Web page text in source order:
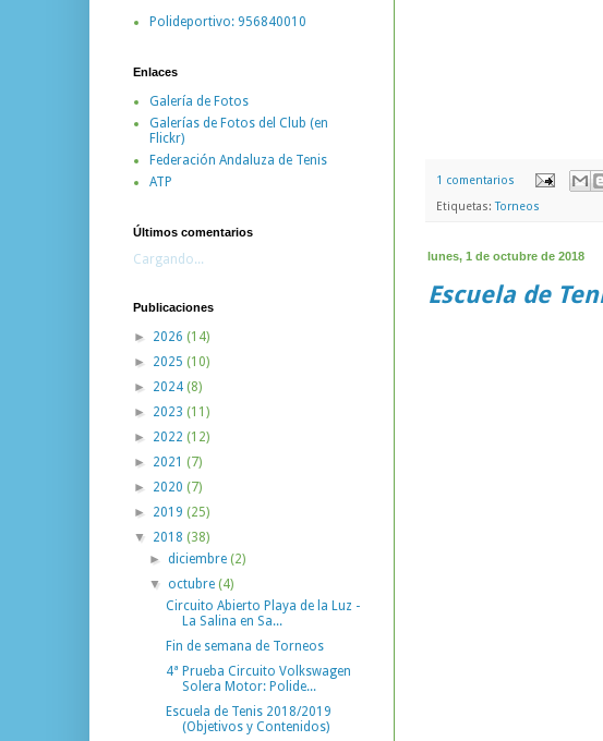
1 comentarios
Etiquetas:Torneos
lunes, 1 de octubre de 2018
Escuela de
Polideportivo: 956840010
Enlaces
Galería de Fotos
Galerías de Fotos del Club (en
Flickr)
Federación Andaluza de Tenis
ATP
Últimos comentarios
Cargando...
Publicaciones
► 2026 (14)
► 2025 (10)
► 2024 (8)
► 2023 (11)
► 2022 (12)
► 2021 (7)
► 2020 (7)
► 2019 (25)
▼ 2018 (38)
►diciembre (2)
▼ octubre (4)
Circuito Abierto Playa de la Luz -
La Salina en Sa...
Fin de semana de Torneos
4ª Prueba Circuito Volkswagen
Solera Motor: Polide...
Escuela de Tenis 2018/2019
(Objetivos y Contenidos)